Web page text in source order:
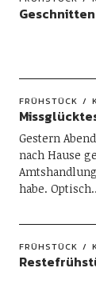
FRÜHSTÜCK
Gestern
nach Hause
habe.
FRÜHSTÜCK